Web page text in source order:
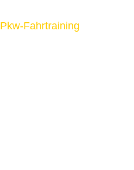
Pkw-Fahrtraining